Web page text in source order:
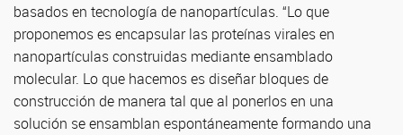
basados en tecnología de nanopartículas. “Lo que
proponemos es encapsular las proteínas virales en
nanopartículas construidas mediante ensamblado
molecular. Lo que hacemos es diseñar bloques de
construcción de manera tal que al ponerlos en una
solución se ensamblan espontáneamente formando una